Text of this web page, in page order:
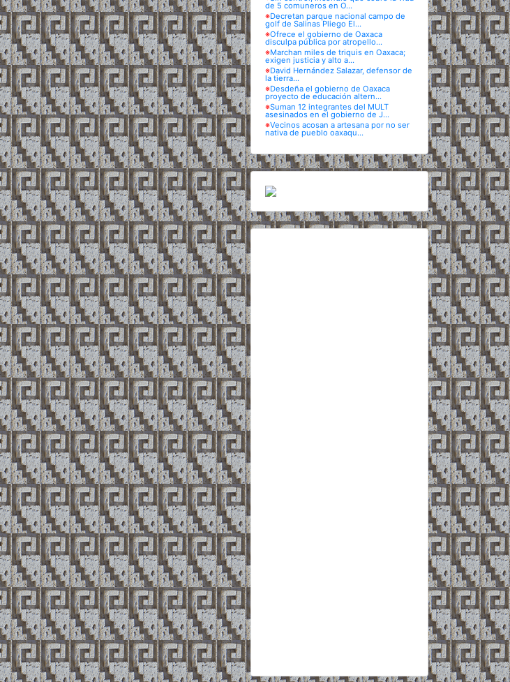
de 5 comuneros en O...
※Decretan parque nacional campo de
golf de Salinas Pliego El...
※Ofrece el gobierno de Oaxaca
disculpa pública por atropello...
※Marchan miles de triquis en Oaxaca;
exigen justicia y alto a...
※David Hernández Salazar, defensor de
la tierra...
※Desdeña el gobierno de Oaxaca
proyecto de educación altern...
※Suman 12 integrantes del MULT
asesinados en el gobierno de J...
※Vecinos acosan a artesana por no ser
nativa de pueblo oaxaqu...